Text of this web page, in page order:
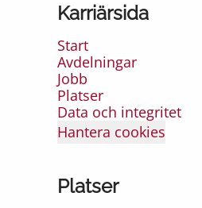
Karriärsida
Start
Avdelningar
Jobb
Platser
Data och integritet
Hantera cookies
Platser